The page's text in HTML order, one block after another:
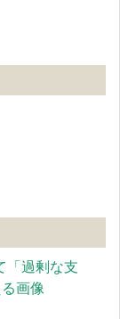
「過剰な支
画像